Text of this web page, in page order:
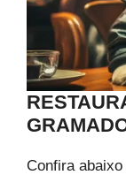
Confira